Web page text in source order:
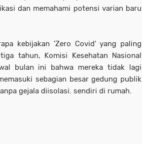
dan memahami potensi varian baru
kebijakan 'Zero Covid' yang paling
tahun, Komisi Kesehatan Nasional
bulan ini bahwa mereka tidak lagi
sebagian besar gedung publik
gejala diisolasi. sendiri di rumah.